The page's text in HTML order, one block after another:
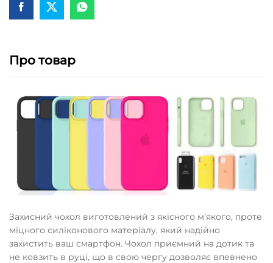
Про товар
Захисний чохол виготовлений з якісного мʼякого, проте
міцного силіконового матеріалу, який надійно
захистить ваш смартфон. Чохол приємний на дотик та
не ковзить в руці, що в свою чергу дозволяє впевнено